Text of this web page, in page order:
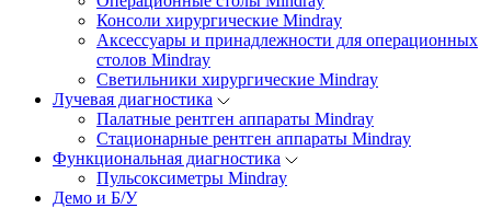
Консоли хирургические Mindray
Аксессуары и принадлежности для операционных
столов Mindray
Светильники хирургические Mindray
Лучевая диагностика
Палатные рентген аппараты Mindray
Стационарные рентген аппараты Mindray
Функциональная диагностика
Пульсоксиметры Mindray
Демо и Б/У